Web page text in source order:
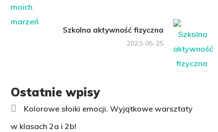
Szkolna aktywność fizyczna
2023-05-25
Ostatnie wpisy
Kolorowe słoiki emocji. Wyjątkowe warsztaty
w klasach 2a i 2b!